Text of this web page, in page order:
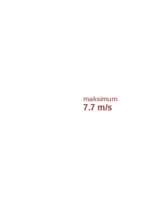
maksimum
7.7 m/s